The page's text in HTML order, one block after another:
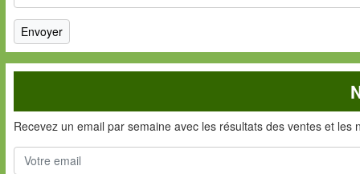
Recevez un email par semaine avec les résultats des ventes et